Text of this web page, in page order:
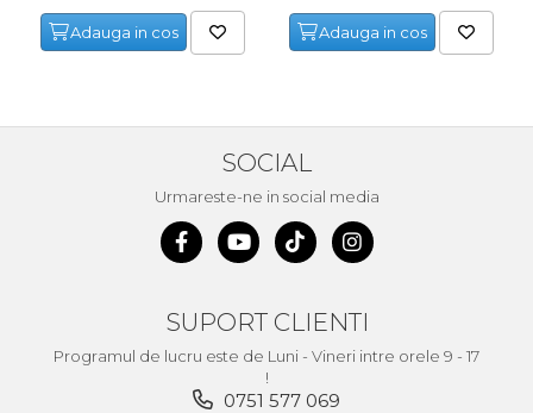
Pompa Apa Gradina
Fierastraie de Mana
Foarfece Gradina
Foarfece Electrice
Adauga in cos Adauga in cos
SOCIAL
Urmareste-ne in social media
SUPORT CLIENTI
Programul de lucru este de Luni - Vineri intre orele 9 - 17
!
0751 577 069